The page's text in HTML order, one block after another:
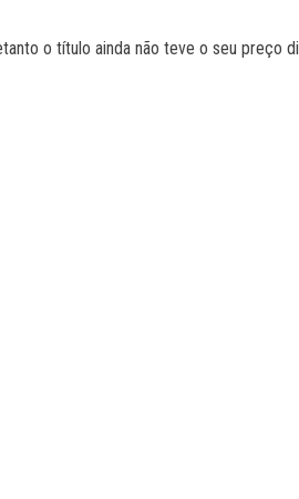
o título ainda não teve o seu preço